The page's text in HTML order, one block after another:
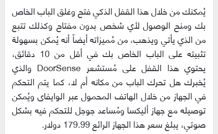
يُمكنك من خلال هذا القفل الذكي فتح وغلق الباب الخاص
بك ومنح الوصول لأي شخص بدون مفتاح وكذلك تتبع
من الذي يأتي ويذهب، من مُميزاته أيضاً أنه يُمكن بسهولة
تثبيته على الباب الخاص بك في أقل من 10 دقائق،
يحتوي هذا القفل على مُستشعر DoorSense والذي
يُخبرك هل تحرك الباب من مكانه أم لا، كما يتم التحكم
في الجهاز من خلال الهاتف المحمول عبر الوايفاى ويُمكن
توصيله مع جهاز أليكسا ومُساعد جوجل للتحكم فيه بشكل
صوتي، يبلغ سعر هذا الجهاز الرائع 179.99 دولار.